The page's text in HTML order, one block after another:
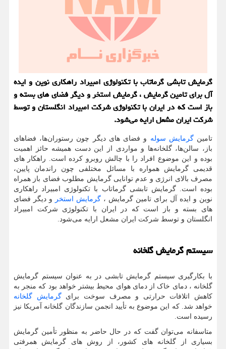
گرمایش تابشی گرماتاب با تكنولوژی امبیراد راهكاری نوین و ایده
آل برای تامین گرمایش ، گرمایش استخر و دیگر فضای های بسته و
باز است كه در ایران با تكنولوژی شركت امبیراد انگلستان و توسط
شركت ایران مشعل ارایه می‌شود.
تامینگرمایش سوله و فضای های دیگر چون رستوران‌ها، فضاهای
باز، سالن‌ها، گلخانه‌ها و مواردی از این دست همیشه حائز اهمیت
بوده و این موضوع افراد را با چالش روبرو کرده است. راهکار های
قدیمی گرمایش همواره با مسائل مختلفی چون راندمان پایین،
مصرف بالای انرژی و عدم توانایی گرمایش مطلوب فضای باز همراه
بوده است. گرمایش تابشی گرماتاب با تکنولوژی امبیراد راهکاری
نوین و ایده آل برای تامین گرمایش ، گرمایش استخر
و دیگر فضای
های بسته و باز است که در ایران با تکنولوژی شرکت امبیراد
انگلستان و توسط شرکت ایران مشعل ارایه می‌شود.
سیستم گرمایش گلخانه
با بکارگیری سیستم گرمایش تابشی در به عنوان سیستم گرمایش
گلخانه ، دمای خاک از دمای هوای محیط بیشتر خواهد بود که منجر به
کاهش اتلافات حرارتی و مصرف سوخت برایگرمایش گلخانه
خواهد شد. که این موضوع به تأیید انجمن سازندگان گلخانه آمریکا نیز
رسیده است.
متاسفانه می‌توان گفت كه در حال حاضر به منظور تأمین گرمایش
بسیاری از گلخانه های كشور، از روش های گرمایش همرفتی